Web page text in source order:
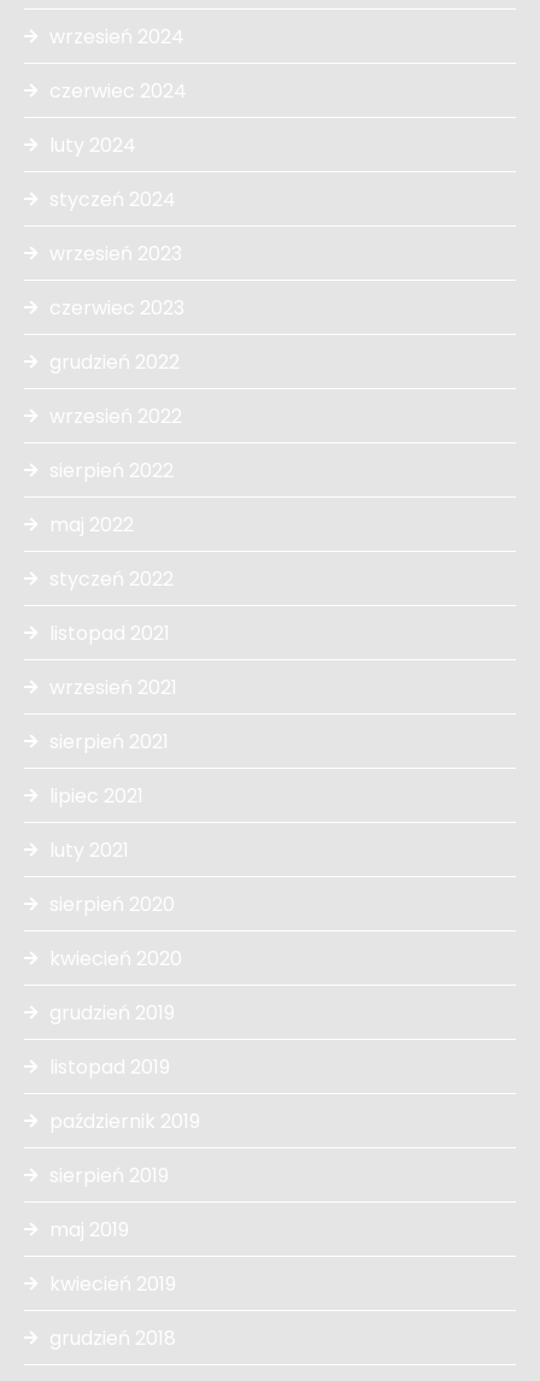
wrzesień 2024
czerwiec 2024
luty 2024
styczeń 2024
wrzesień 2023
czerwiec 2023
grudzień 2022
wrzesień 2022
sierpień 2022
maj 2022
styczeń 2022
listopad 2021
wrzesień 2021
sierpień 2021
lipiec 2021
luty 2021
sierpień 2020
kwiecień 2020
grudzień 2019
listopad 2019
październik 2019
sierpień 2019
maj 2019
kwiecień 2019
grudzień 2018